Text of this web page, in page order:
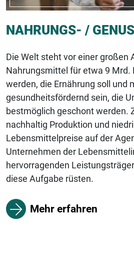
NAHRUNGS- /
Die Welt steht vor einer großen
Nahrungsmittel für etwa 9 Mrd.
werden, die Ernährung soll und
gesundheitsfördernd sein, die
bestmöglich geschont werden.
nachhaltig Produktion und
Lebensmittelpreise auf der
Unternehmen der
hervorragenden
diese Aufgabe rüsten.
Mehr erfahren